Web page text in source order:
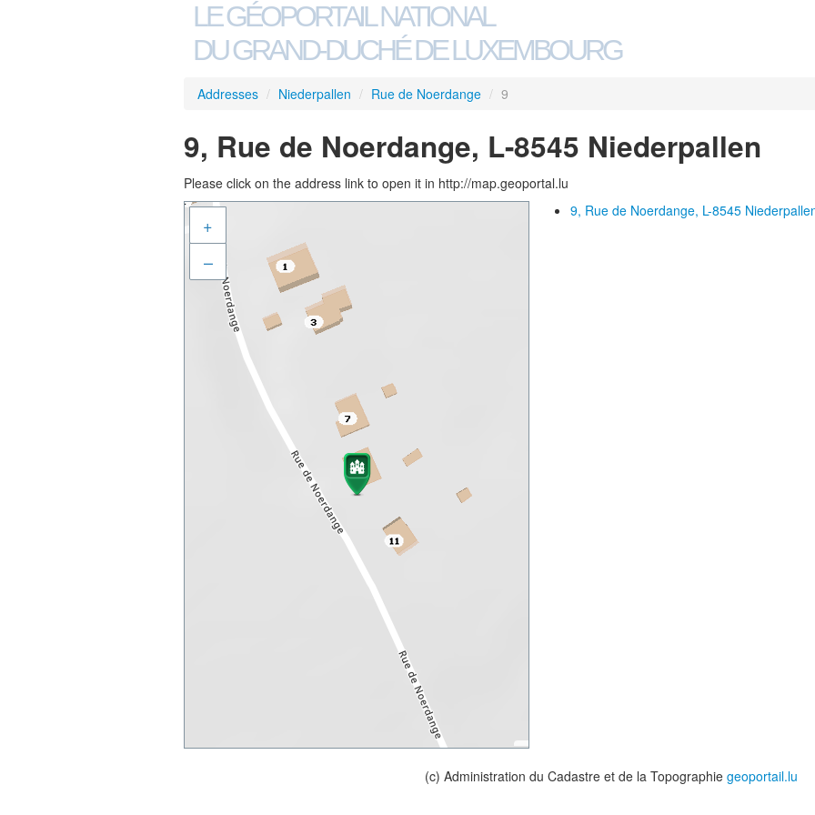
LE GÉOPORTAIL NATIONAL
DU GRAND-DUCHÉ DE LUXEMBOURG
Addresses / Niederpallen / Rue de Noerdange / 9
9, Rue de Noerdange, L-8545 Niederpallen
Please click on the address link to open it in http://map.geoportal.lu
+
–
9, Rue de Noerdange, L-8545
(c) Administration du Cadastre et de la Topographie geoportail.lu